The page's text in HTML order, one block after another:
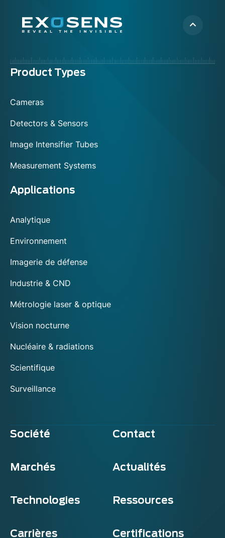
Menu
Product Types
Cameras
Detectors & Sensors
Image Intensifier Tubes
Measurement Systems
Applications
Analytique
Environnement
Imagerie de défense
Industrie & CND
Métrologie laser & optique
Vision nocturne
Nucléaire & radiations
Scientifique
Surveillance
Société Contact
Marchés Actualités
Technologies Ressources
Carrières Certifications